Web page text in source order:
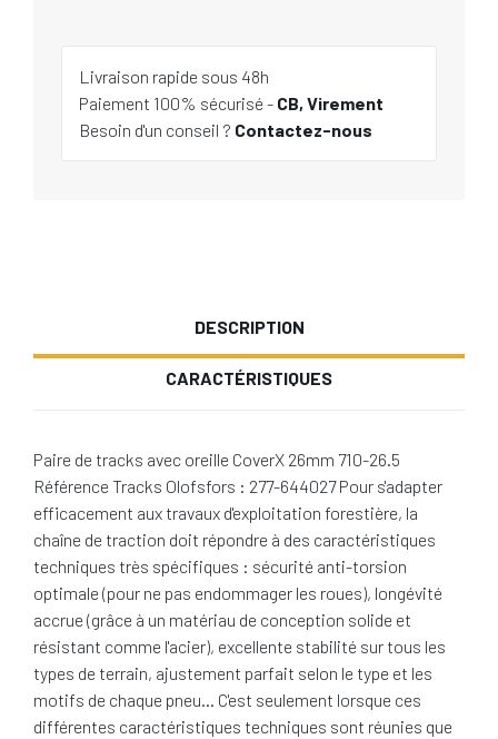
Livraison rapide sous 48h
Paiement 100% sécurisé - CB, Virement
Besoin d'un conseil ? Contactez-nous
DESCRIPTION
CARACTÉRISTIQUES
Paire de tracks avec oreille CoverX 26mm 710-26.5
Référence Tracks Olofsfors : 277-644027 Pour s'adapter
efficacement aux travaux d'exploitation forestière, la
chaîne de traction doit répondre à des caractéristiques
techniques très spécifiques : sécurité anti-torsion
optimale (pour ne pas endommager les roues), longévité
accrue (grâce à un matériau de conception solide et
résistant comme l'acier), excellente stabilité sur tous les
types de terrain, ajustement parfait selon le type et les
motifs de chaque pneu… C'est seulement lorsque ces
différentes caractéristiques techniques sont réunies que